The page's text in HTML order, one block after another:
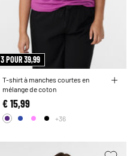
3 POUR 39,99
T-shirt à manches courtes en
mélange de coton
€ 15,99
+36